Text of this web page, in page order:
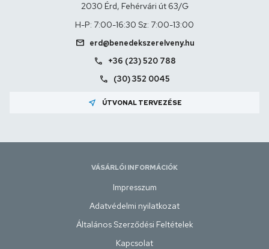
2030 Érd, Fehérvári út 63/G
H-P: 7:00-16:30 Sz: 7:00-13:00
mail erd@benedekszerelveny.hu
call +36 (23) 520 788
call (30) 352 0045
near_me ÚTVONAL TERVEZÉSE
VÁSÁRLÓI INFORMÁCIÓK
Impresszum
Adatvédelmi nyilatkozat
Általános Szerződési Feltételek
Kapcsolat